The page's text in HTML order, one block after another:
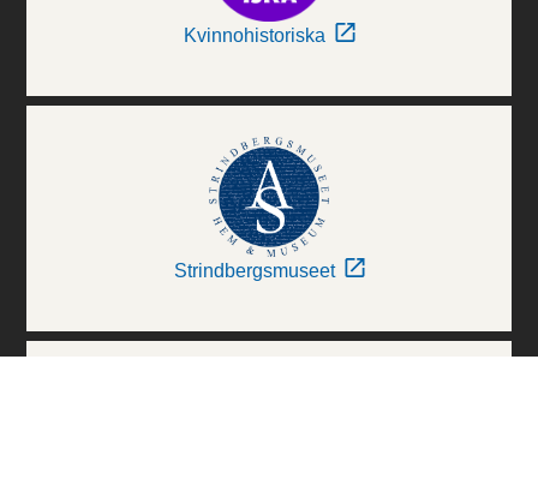
Kvinnohistoriska
Strindbergsmuseet